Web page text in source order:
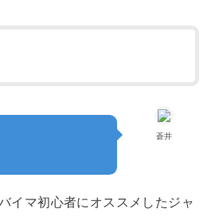
蒼井
イマ初心者にオススメしたジャ